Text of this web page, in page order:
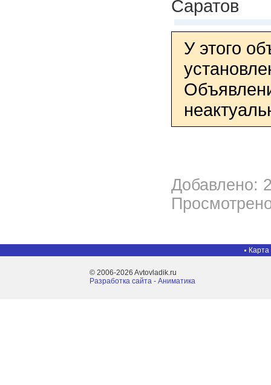
Саратов
У этого
Добавлено:
Карта
© 2006-2026 Avtovladik.ru
Разработка сайта - Aниматика